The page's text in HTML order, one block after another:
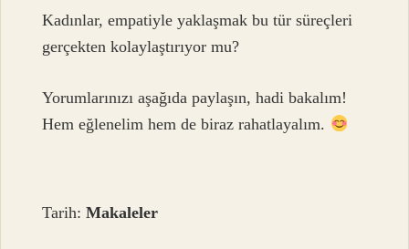
Kadınlar, empatiyle yaklaşmak bu tür süreçleri
gerçekten kolaylaştırıyor mu?
Yorumlarınızı aşağıda paylaşın, hadi bakalım!
Hem eğlenelim hem de biraz rahatlayalım.
Tarih:Makaleler